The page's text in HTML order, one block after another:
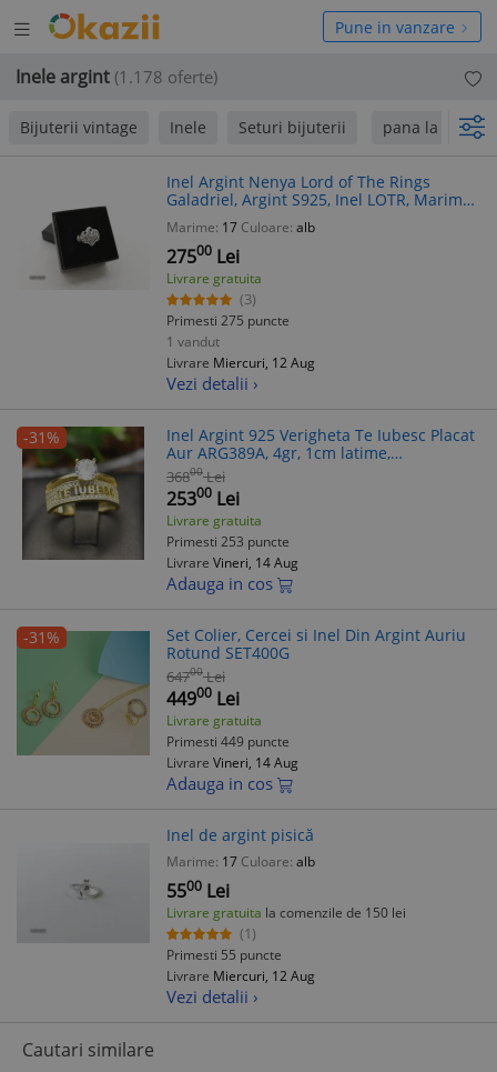
Deschide
meniul
Pune in vanzare
Inele argint (1.178 oferte)
Bijuterii vintage Inele Seturi bijuterii pana la 120 Lei
Inel Argint Nenya Lord of The Rings
Galadriel, Argint S925, Inel LOTR, Marime
6/7, Cutie Bijuterii Cadou
Marime: 17 Culoare: alb
27500 Lei
Livrare gratuita
(3)
Primesti 275 puncte
1 vandut
Livrare Miercuri, 12 Aug
Vezi detalii ›
-31%
Inel Argint 925 Verigheta Te Iubesc Placat
Aur ARG389A, 4gr, 1cm latime,
Transparent, Marime 7/8/9/10
36800 Lei
25300 Lei
Livrare gratuita
Primesti 253 puncte
Livrare Vineri, 14 Aug
Adauga in cos
-31%
Set Colier, Cercei si Inel Din Argint Auriu
Rotund SET400G
64700 Lei
44900 Lei
Livrare gratuita
Primesti 449 puncte
Livrare Vineri, 14 Aug
Adauga in cos
Inel de argint pisică
Marime: 17 Culoare: alb
5500 Lei
Livrare gratuita la comenzile de 150 lei
(1)
Primesti 55 puncte
Livrare Miercuri, 12 Aug
Vezi detalii ›
Cautari similare